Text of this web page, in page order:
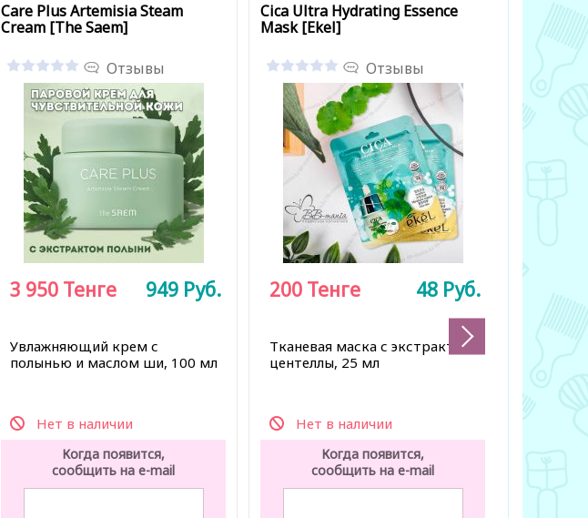
Care Plus Artemisia Steam
Cream [The Saem]
Отзывы
Увлажняющий крем с
полынью и маслом ши, 100 мл
Нет в наличии
3 950 Тенге 949 Руб.
Когда появится,
сообщить на e-mail
Cica Ultra Hydrating Essence
Mask [Ekel]
Отзывы
Тканевая маска с экстрактом
центеллы, 25 мл
Нет в наличии
200 Тенге 48 Руб.
Когда появится,
сообщить на e-mail